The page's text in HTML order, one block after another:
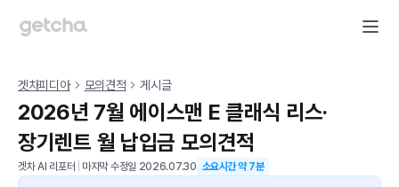
겟차피디아 모의견적 게시글
2026년 7월 에이스맨 E 클래식 리스·
장기렌트 월 납입금 모의견적
겟차 AI 리포터 마지막 수정일 2026.07.30 소요시간 약7분